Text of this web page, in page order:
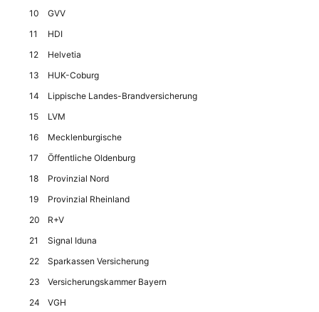
10
GVV
11
HDI
12
Helvetia
13
HUK-Coburg
14
Lippische Landes-Brand­versicherung
15
LVM
16
Mecklenburgische
17
Öffentliche Oldenburg
18
Provinzial Nord
19
Provinzial Rheinland
20
R+V
21
Signal Iduna
22
Sparkassen Versicherung
23
Versicherungskammer Bayern
24
VGH